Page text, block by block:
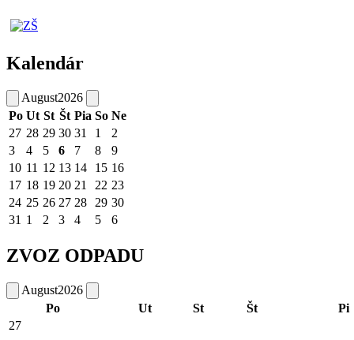
Kalendár
August2026
Po Ut St Št Pia So Ne
27 28 29 30 31 1
2
3
4 5 6 7 8
9
10 11 12 13 14 15 16
17 18 19 20 21 22 23
24 25 26 27 28 29 30
31 1 2 3 4 5 6
ZVOZ ODPADU
August2026
Po
Ut St Št
Pi
27